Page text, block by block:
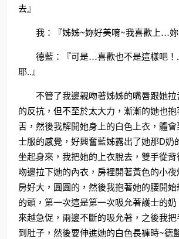
去』
我：『姊姊~妳好美唷~我喜歡上…妳
德藍：『可是…喜歡也不是這樣吧！
耶..』
不管了我邊親吻著姊姊的嘴唇跟她
的反抗，但不至於太大力，漸漸的她也
舌，然後我解開她身上的白色上衣，體
士服的感覺，好興奮藍姊露出了她那D奶
坐起身來，我把她的上衣脫去，雙手從
吻邊拉下她的內衣，房裡開著黃色的小
房好大，圓圓的，然後我抱著她的腰開
的頭，第一次這是第一次吸允著護士的
來越急促，兩邊不斷的吸允著，之後我
到肚子，然後要伸進她的白色長褲時~德